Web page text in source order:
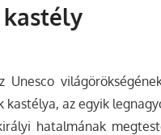
kastély
Unesco
kastélya, az egyik
hatalmának